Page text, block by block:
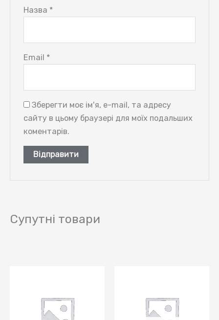
Назва *
Email *
Зберегти моє ім'я, e-mail, та адресу
сайту в цьому браузері для моїх подальших
коментарів.
Супутні товари